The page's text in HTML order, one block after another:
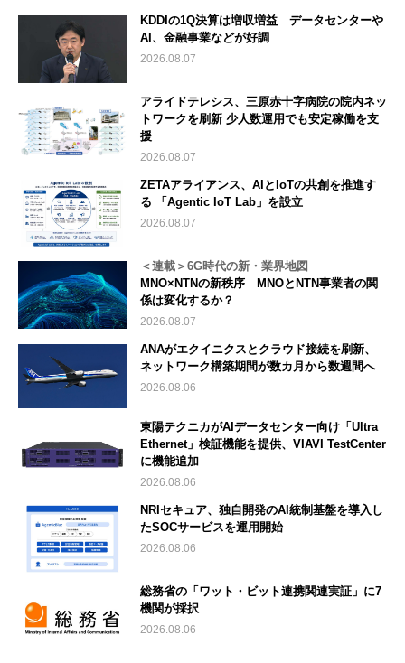
KDDIの1Q決算は増収増益 データセンターや
AI、金融事業などが好調
2026.08.07
アライドテレシス、三原赤十字病院の院内ネッ
トワークを刷新 少人数運用でも安定稼働を支
援
2026.08.07
ZETAアライアンス、AIとIoTの共創を推進す
る 「Agentic IoT Lab」を設立
2026.08.07
＜連載＞6G時代の新・業界地図
MNO×NTNの新秩序 MNOとNTN事業者の関
係は変化するか？
2026.08.07
ANAがエクイニクスとクラウド接続を刷新、
ネットワーク構築期間が数カ月から数週間へ
2026.08.06
東陽テクニカがAIデータセンター向け「Ultra
Ethernet」検証機能を提供、VIAVI TestCenter
に機能追加
2026.08.06
NRIセキュア、独自開発のAI統制基盤を導入し
たSOCサービスを運用開始
2026.08.06
総務省の「ワット・ビット連携関連実証」に7
機関が採択
2026.08.06